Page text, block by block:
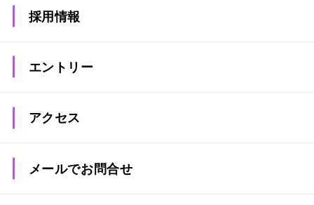
部署紹介
採用情報
募集要項
体験）
エントリー
アクセス
メールでお問合せ